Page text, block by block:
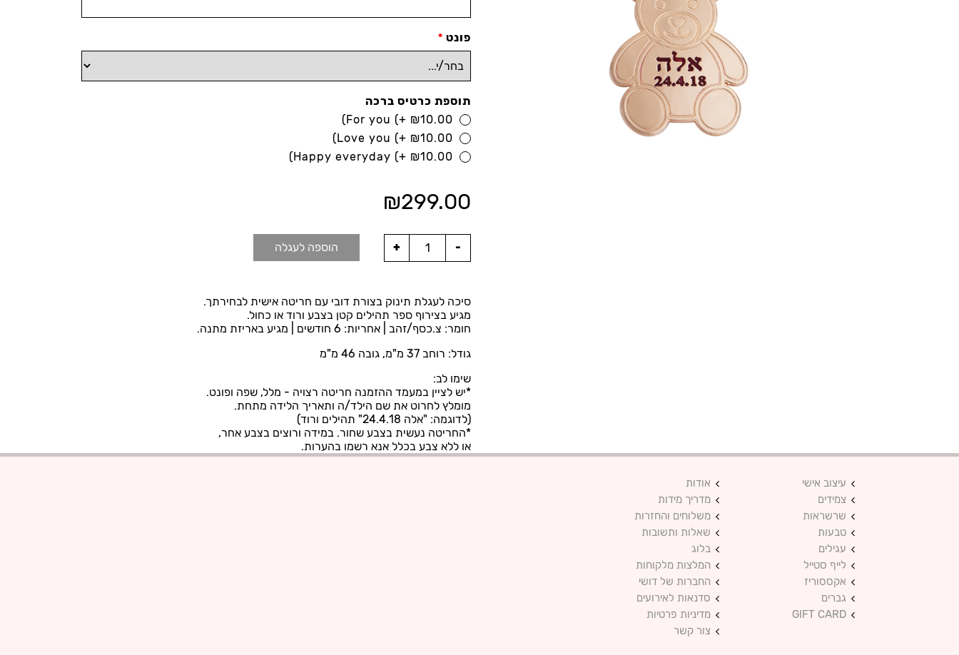
פונט *
תוספת כרטיס ברכה
For you (+ ₪10.00)
Love you (+ ₪10.00)
Happy everyday (+ ₪10.00)
₪299.00
הוספה לעגלה
סיכה לעגלת תינוק בצורת דובי עם חריטה אישית לבחירתך.
מגיע בצירוף ספר תהילים קטן בצבע ורוד או כחול.
חומר: צ.כסף/זהב | אחריות: 6 חודשים | מגיע באריזת מתנה.
גודל: רוחב 37 מ"מ, גובה 46 מ"מ
שימו לב:
*יש לציין במעמד ההזמנה חריטה רצויה - מלל, שפה ופונט.
מומלץ לחרוט את שם הילד/ה ותאריך הלידה מתחת.
(לדוגמה: "אלה 24.4.18" תהילים ורוד)
*החריטה נעשית בצבע שחור. במידה ורוצים בצבע אחר,
או ללא צבע בכלל אנא רשמו בהערות.
עיצוב אישי
צמידים
שרשראות
טבעות
עגילים
לייף סטייל
אקססוריז
גברים
GIFT CARD
אודות
מדריך מידות
משלוחים והחזרות
שאלות ותשובות
בלוג
המלצות מלקוחות
החברות של דושי
סדנאות לאירועים
מדיניות פרטיות
צור קשר